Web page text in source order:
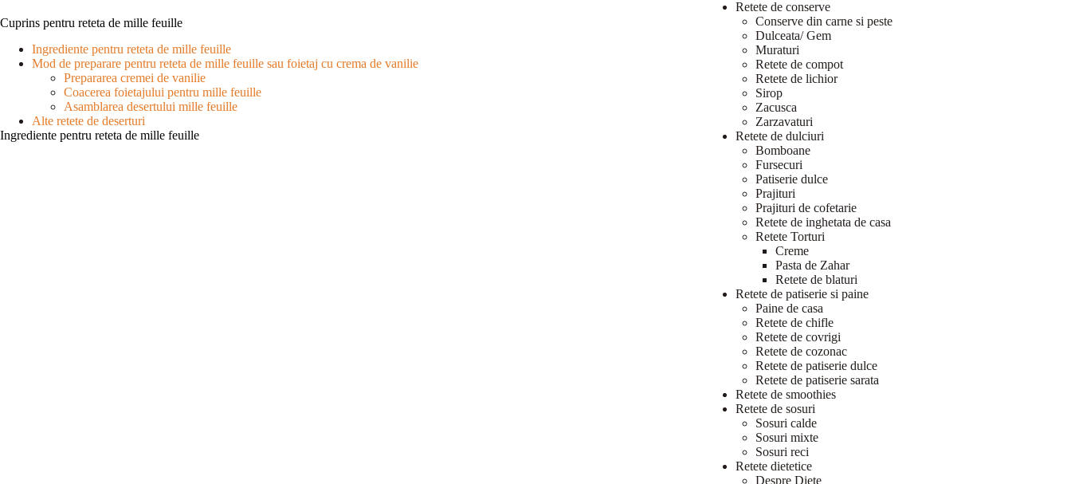
Cuprins pentru reteta de mille feuille
Ingrediente pentru reteta de mille feuille
Mod de preparare pentru reteta de mille feuille sau foietaj cu crema de vanilie
Prepararea cremei de vanilie
Coacerea foietajului pentru mille feuille
Asamblarea desertului mille feuille
Alte retete de deserturi
Ingrediente pentru reteta de mille feuille
Retete de conserve
Conserve din carne si peste
Dulceata/ Gem
Muraturi
Retete de compot
Retete de lichior
Sirop
Zacusca
Zarzavaturi
Retete de dulciuri
Bomboane
Fursecuri
Patiserie dulce
Prajituri
Prajituri de cofetarie
Retete de inghetata de casa
Retete Torturi
Creme
Pasta de Zahar
Retete de blaturi
Retete de patiserie si paine
Paine de casa
Retete de chifle
Retete de covrigi
Retete de cozonac
Retete de patiserie dulce
Retete de patiserie sarata
Retete de smoothies
Retete de sosuri
Sosuri calde
Sosuri mixte
Sosuri reci
Retete dietetice
Despre Diete